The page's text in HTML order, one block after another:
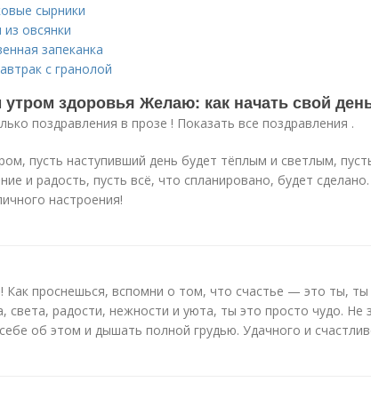
сырники
из овсянки
запеканка
с гранолой
здоровья Желаю: как начать свой
поздравления в прозе ! Показать все поздравления .
пусть наступивший день будет тёплым и светлым,
и радость, пусть всё, что спланировано, будет
настроения!
Как проснешься, вспомни о том, что счастье — это ты,
света, радости, нежности и уюта, ты это просто чудо. Не
об этом и дышать полной грудью. Удачного и